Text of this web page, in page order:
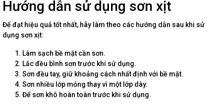
Hướng dẫn sử dụng sơn xịt
Để đạt hiệu quả tốt nhất, hãy làm theo các hướng dẫn sau khi sử
dụng sơn xịt:
Làm sạch bề mặt cần sơn.
Lắc đều bình sơn trước khi sử dụng.
Sơn đều tay, giữ khoảng cách nhất định với bề mặt.
Sơn nhiều lớp mỏng thay vì một lớp dày.
Để sơn khô hoàn toàn trước khi sử dụng.